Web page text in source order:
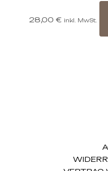
28,00 € inkl. MwSt.